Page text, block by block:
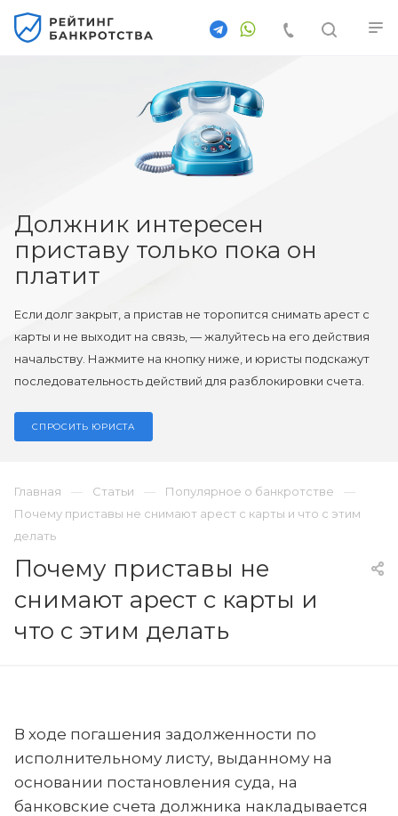
Должник интересен
приставу только пока он
платит
Если долг закрыт, а пристав не торопится снимать арест с
карты и не выходит на связь, — жалуйтесь на его действия
начальству. Нажмите на кнопку ниже, и юристы подскажут
последовательность действий для разблокировки счета.
СПРОСИТЬ ЮРИСТА
Главная Статьи
Популярное о банкротстве
Почему приставы не снимают арест с карты и что с этим
делать
Почему приставы не
снимают арест с карты и
что с этим делать
В ходе погашения задолженности по
исполнительному листу, выданному на
основании постановления суда, на
банковские счета должника накладывается